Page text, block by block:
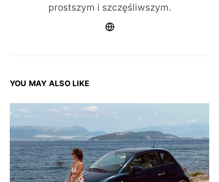
prostszym i szczęśliwszym.
YOU MAY ALSO LIKE